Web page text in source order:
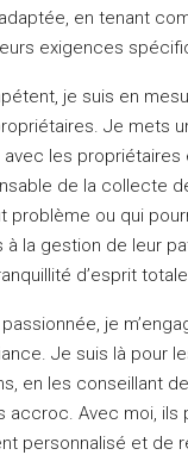
en tenant
exigences
je suis en
Je mets
les propriétaires
de la collecte
ou qui
la gestion de leur
d’esprit
je
Je suis là pour
en les conseillant
accroc. Avec moi, ils
personnalisé et de